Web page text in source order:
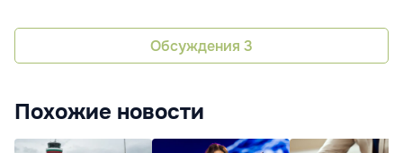
Обсуждения 3
Похожие новости